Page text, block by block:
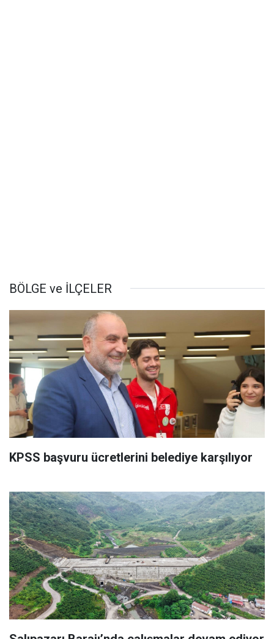
BÖLGE ve İLÇELER
KPSS başvuru ücretlerini belediye karşılıyor